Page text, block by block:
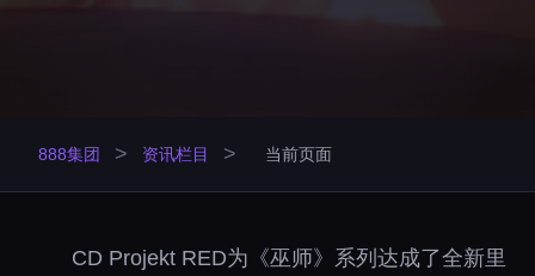
888集团 > 资讯栏目 > 当前页面
CD Projekt RED为《巫师》系列达成了全新里